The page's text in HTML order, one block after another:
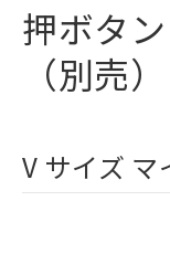
押ボタ
（別売）
V サイズ